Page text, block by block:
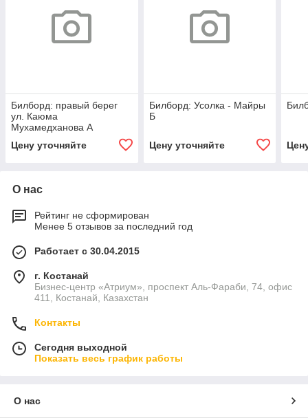
Билборд: правый берег
ул. Каюма
Мухамедханова А
Цену уточняйте
Билборд: Усолка - Майры
Б
Цену уточняйте
О нас
Рейтинг не сформирован
Менее 5 отзывов за последний год
Работает с 30.04.2015
г. Костанай
Бизнес-центр «Атриум», проспект Аль-Фараби, 74, офис
411, Костанай, Казахстан
Контакты
Сегодня выходной
Показать весь график работы
О нас